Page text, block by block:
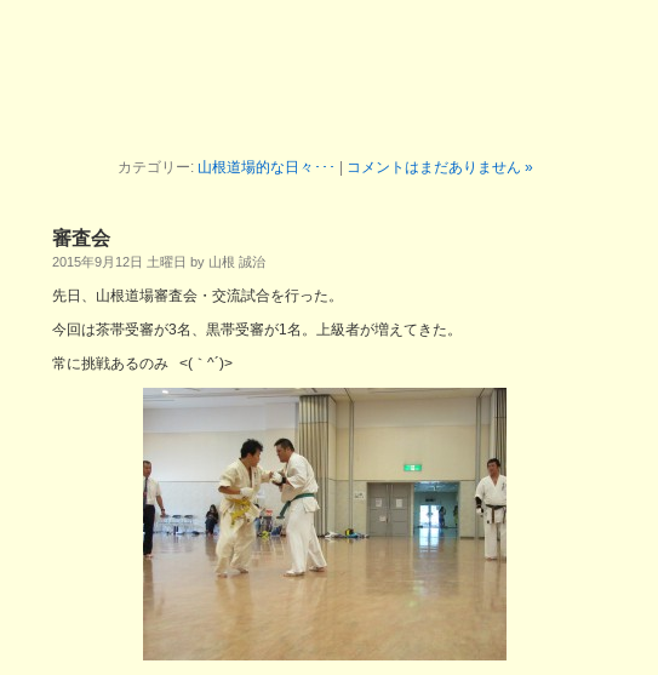
カテゴリー: 山根道場的な日々･･･ コメントはまだありません »
審査会
2015年9月12日 土曜日 by 山根 誠治
先日、山根道場審査会・交流試合を行った。
今回は茶帯受審が3名、黒帯受審が1名。上級者が増えてきた。
常に挑戦あるのみ <(｀^´)>